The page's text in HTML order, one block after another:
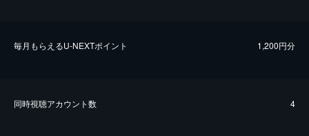
毎⽉もらえるU-NEXTポイント 1,200円分
同時視聴アカウント数 4